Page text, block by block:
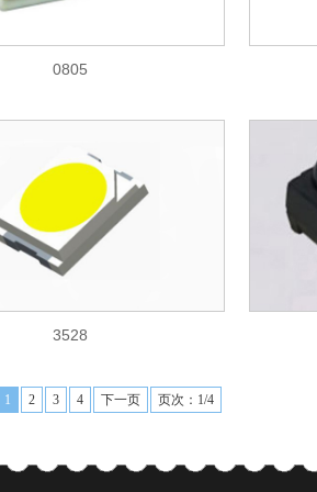
0805
3528
1 2 3 4 下一页 页次：1/4